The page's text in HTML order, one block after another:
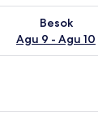
9
Besok
Agu 9 - Agu 10